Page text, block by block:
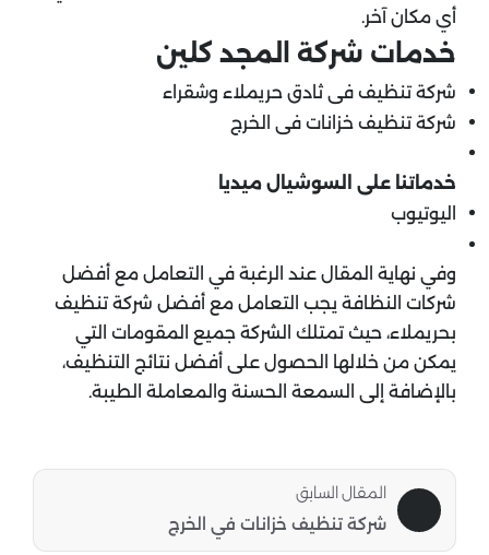
أي مكان آخر.
خدمات شركة المجد كلين
شركة تنظيف فى ثادق حريملاء وشقراء
شركة تنظيف خزانات فى الخرج
خدماتنا على السوشيال ميديا
اليوتيوب
وفي نهاية المقال عند الرغبة في التعامل مع أفضل
شركات النظافة يجب التعامل مع أفضل شركة تنظيف
بحريملاء، حيث تمتلك الشركة جميع المقومات التي
يمكن من خلالها الحصول على أفضل نتائج التنظيف،
بالإضافة إلى السمعة الحسنة والمعاملة الطيبة.
المقال السابق
شركة تنظيف خزانات في الخرج